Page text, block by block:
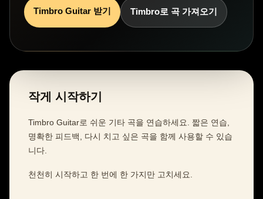
Timbro Guitar 받기 Timbro로 곡 가져오기
작게 시작하기
Timbro Guitar로 쉬운 기타 곡을 연습하세요. 짧은 연습,
명확한 피드백, 다시 치고 싶은 곡을 함께 사용할 수 있습
니다.
천천히 시작하고 한 번에 한 가지만 고치세요.